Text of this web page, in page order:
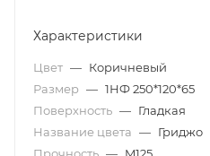
Характеристики
Цвет — Коричневый
Размер — 1НФ 250*120*65
Поверхность — Гладкая
Название цвета — Гриджо